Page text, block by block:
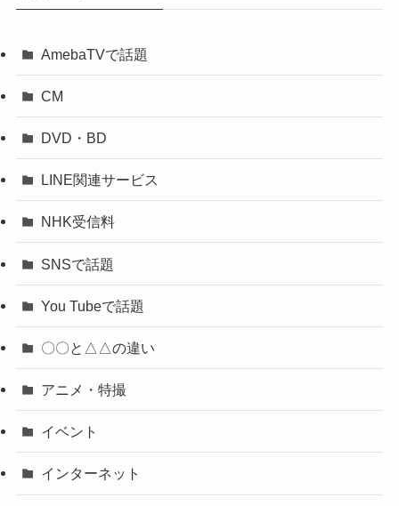
AmebaTVで話題
CM
DVD・BD
LINE関連サービス
NHK受信料
SNSで話題
You Tubeで話題
〇〇と△△の違い
アニメ・特撮
イベント
インターネット